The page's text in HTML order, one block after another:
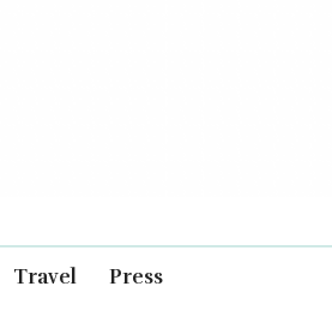
Travel Press